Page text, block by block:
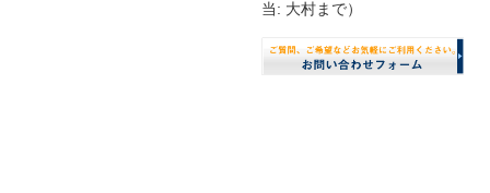
当: 大村まで）